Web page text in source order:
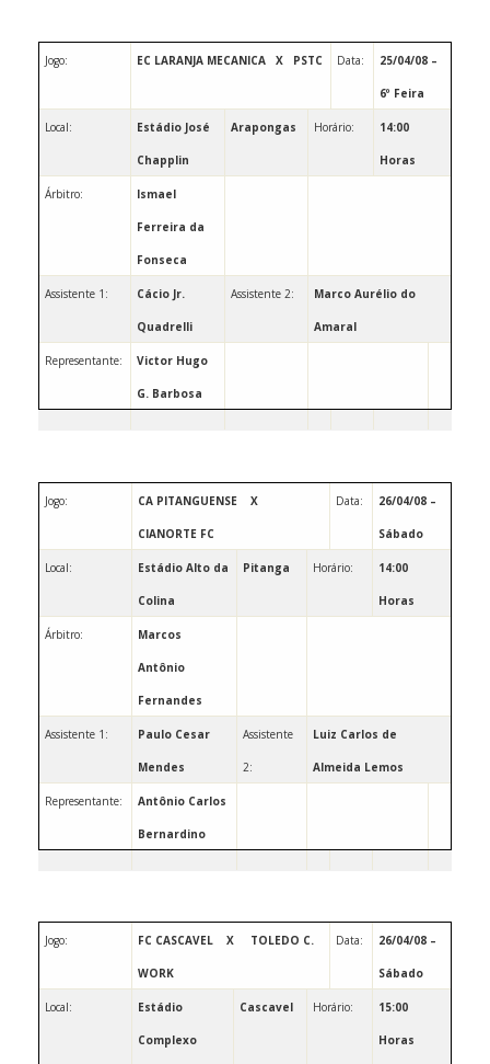
Jogo: EC LARANJA MECANICA X PSTC Data: 25/04/08 –
6º Feira
Local: Estádio José
Chapplin
Arapongas Horário: 14:00
Horas
Árbitro: Ismael
Ferreira da
Fonseca
Assistente 1: Cácio Jr.
Quadrelli
Assistente 2: Marco Aurélio do
Amaral
Representante: Victor Hugo
G. Barbosa
Jogo: CA PITANGUENSE X
CIANORTE FC
Data: 26/04/08 –
Sábado
Local: Estádio Alto da
Colina
Pitanga Horário: 14:00
Horas
Árbitro: Marcos
Antônio
Fernandes
Assistente 1: Paulo Cesar
Mendes
Assistente
2:
Luiz Carlos de
Almeida Lemos
Representante: Antônio Carlos
Bernardino
Jogo: FC CASCAVEL X TOLEDO C.
WORK
Data: 26/04/08 –
Sábado
Local: Estádio
Complexo
Cascavel Horário: 15:00
Horas